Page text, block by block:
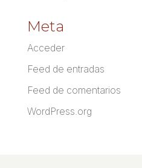
Meta
Acceder
Feed de entradas
Feed de comentarios
WordPress.org